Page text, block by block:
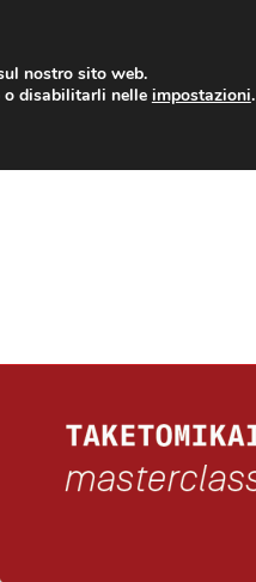
SHOP DOWNLOAD
nostro sito web.
o disabilitarli nelle impostazioni.